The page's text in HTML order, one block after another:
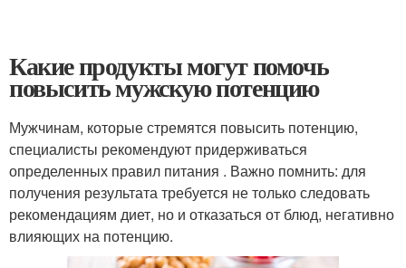
Какие продукты могут помочь
повысить мужскую потенцию
Мужчинам, которые стремятся повысить потенцию,
специалисты рекомендуют придерживаться
определенных правил питания . Важно помнить: для
получения результата требуется не только следовать
рекомендациям диет, но и отказаться от блюд, негативно
влияющих на потенцию.